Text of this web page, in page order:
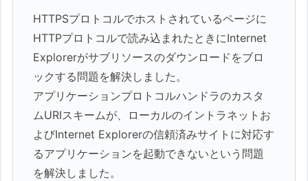
HTTPSプロトコルでホストされているページに
HTTPプロトコルで読み込まれたときにInternet
Explorerがサブリソースのダウンロードをブロ
ックする問題を解決しました。
アプリケーションプロトコルハンドラのカスタ
ムURIスキームが、ローカルのイントラネットお
よびInternet Explorerの信頼済みサイトに対応す
るアプリケーションを起動できないという問題
を解決しました。